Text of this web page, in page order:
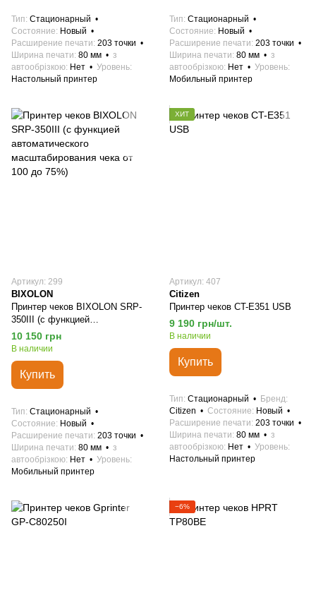
Тип Стационарный
Состояние
Новый
Расширение печати 203 точки
Ширина печати 80 мм
з
автообрізкою Нет
Уровень
Настольный принтер
Тип Стационарный
Состояние
Новый
Расширение печати 203 точки
Ширина печати 80 мм
з
автообрізкою Нет
Уровень
Мобильный принтер
Артикул: 299
BIXOLON
Принтер чеков BIXOLON SRP-
350III (с функцией
автоматического
масштабирования чека от 100
10 150 грн
В наличии
Купить
Тип Стационарный
Состояние Новый
Расширение печати 203 точки
Ширина печати 80 мм
з
автообрізкою Нет
Уровень
Мобильный принтер
ХИТ
Артикул: 407
Citizen
Принтер чеков CT-E351 USB
9 190 грн/шт.
В наличии
Купить
Тип Стационарный
Бренд
Citizen
Состояние Новый
Расширение печати 203 точки
Ширина печати 80 мм
з
автообрізкою Нет
Уровень
Настольный принтер
−6%